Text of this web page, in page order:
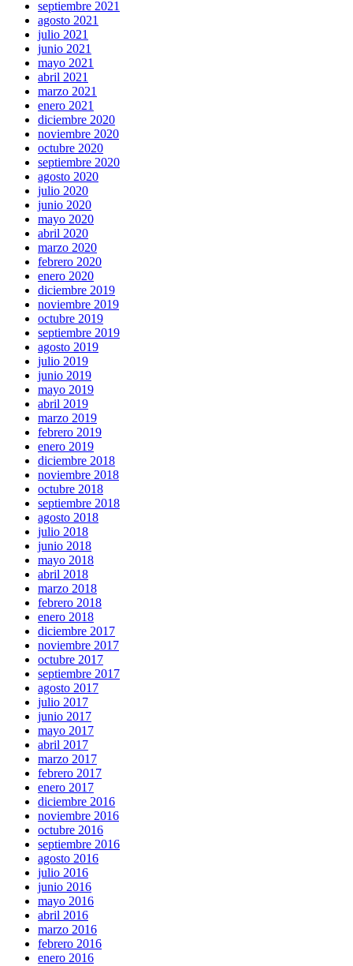
septiembre 2021
agosto 2021
julio 2021
junio 2021
mayo 2021
abril 2021
marzo 2021
enero 2021
diciembre 2020
noviembre 2020
octubre 2020
septiembre 2020
agosto 2020
julio 2020
junio 2020
mayo 2020
abril 2020
marzo 2020
febrero 2020
enero 2020
diciembre 2019
noviembre 2019
octubre 2019
septiembre 2019
agosto 2019
julio 2019
junio 2019
mayo 2019
abril 2019
marzo 2019
febrero 2019
enero 2019
diciembre 2018
noviembre 2018
octubre 2018
septiembre 2018
agosto 2018
julio 2018
junio 2018
mayo 2018
abril 2018
marzo 2018
febrero 2018
enero 2018
diciembre 2017
noviembre 2017
octubre 2017
septiembre 2017
agosto 2017
julio 2017
junio 2017
mayo 2017
abril 2017
marzo 2017
febrero 2017
enero 2017
diciembre 2016
noviembre 2016
octubre 2016
septiembre 2016
agosto 2016
julio 2016
junio 2016
mayo 2016
abril 2016
marzo 2016
febrero 2016
enero 2016